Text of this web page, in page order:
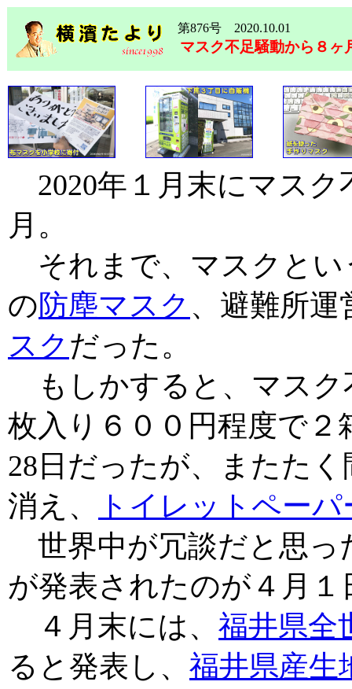
第876号 2020.10.01
マスク不足騒動から８ヶ
2020年１月末にマスク
月。
それまで、マスクとい
の防塵マスク 、避難所運
スク だった。
もしかすると、マスク
枚入り６００円程度で
28日だったが、またた
消え、
トイレットペー
世界中が冗談だと思っ
が発表されたのが４月１
４月末には、 福井県全
ると発表し、 福井県産生